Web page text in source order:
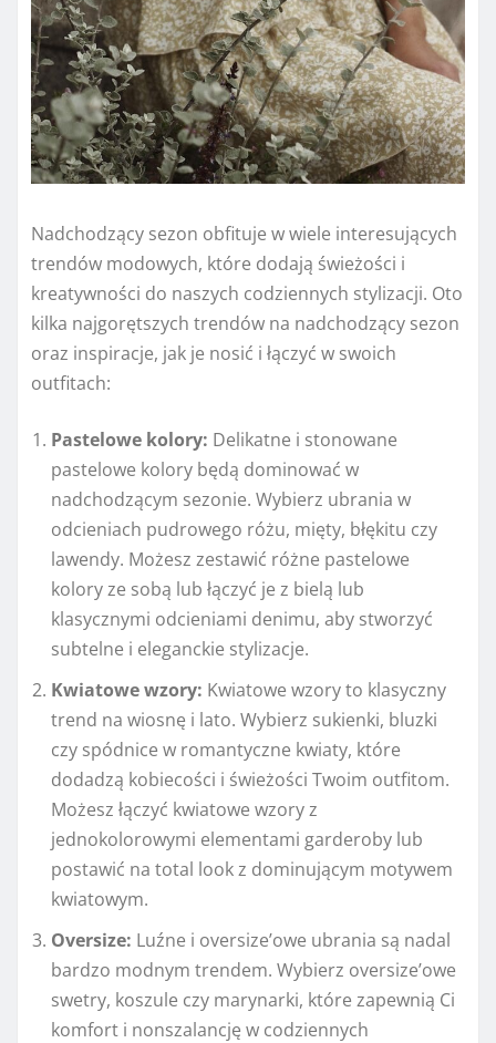
Nadchodzący sezon obfituje w wiele interesujących
trendów modowych, które dodają świeżości i
kreatywności do naszych codziennych stylizacji. Oto
kilka najgorętszych trendów na nadchodzący sezon
oraz inspiracje, jak je nosić i łączyć w swoich
outfitach:
Pastelowe kolory: Delikatne i stonowane
pastelowe kolory będą dominować w
nadchodzącym sezonie. Wybierz ubrania w
odcieniach pudrowego różu, mięty, błękitu czy
lawendy. Możesz zestawić różne pastelowe
kolory ze sobą lub łączyć je z bielą lub
klasycznymi odcieniami denimu, aby stworzyć
subtelne i eleganckie stylizacje.
Kwiatowe wzory: Kwiatowe wzory to klasyczny
trend na wiosnę i lato. Wybierz sukienki, bluzki
czy spódnice w romantyczne kwiaty, które
dodadzą kobiecości i świeżości Twoim outfitom.
Możesz łączyć kwiatowe wzory z
jednokolorowymi elementami garderoby lub
postawić na total look z dominującym motywem
kwiatowym.
Oversize: Luźne i oversize’owe ubrania są nadal
bardzo modnym trendem. Wybierz oversize’owe
swetry, koszule czy marynarki, które zapewnią Ci
komfort i nonszalancję w codziennych